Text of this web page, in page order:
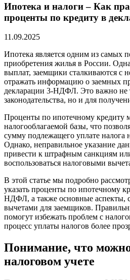
Ипотека и налоги – Как
проценты по кредиту в
11.09.2025
Ипотека является одним из самых
приобретения жилья в России.
выплат, заемщики сталкиваются с
отражать информацию о заемных
декларации 3-НДФЛ. Это важно не
законодательства, но и для
Проценты по ипотечному кредиту
налогооблагаемой базы, что
сумму подлежащего уплате налога
Однако, неправильное указание
привести к штрафным санкциям
воспользоваться налоговыми
В этой статье мы подробно
указать проценты по ипотечному
НДФЛ, а также основные аспекты,
вычетами для заемщиков.
помогут избежать проблем с
процесс уплаты налогов более
Понимание, что
налоговом учете